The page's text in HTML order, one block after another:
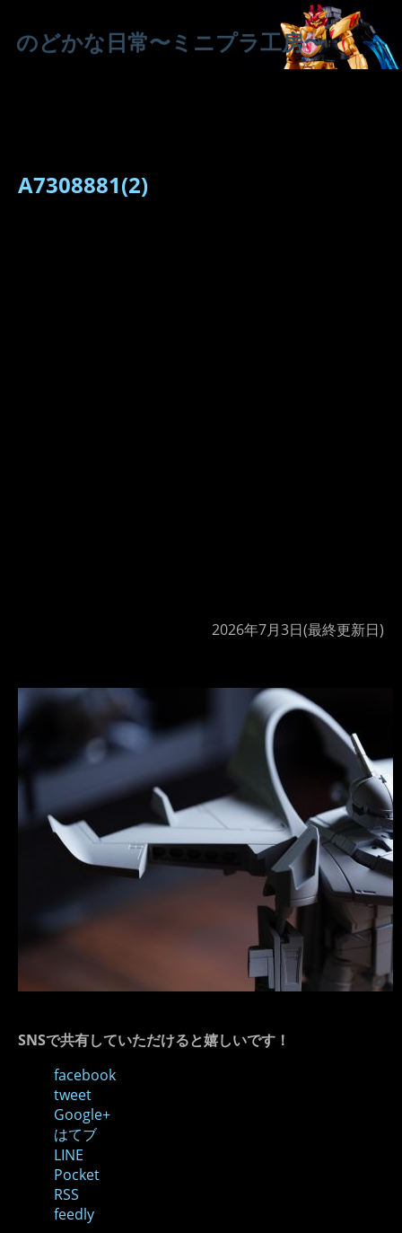
のどかな日常〜ミニプラ工房〜
A7308881(2)
2026年7月3日(最終更新日)
SNSで共有していただけると嬉しいです！
facebook
tweet
Google+
はてブ
LINE
Pocket
RSS
feedly